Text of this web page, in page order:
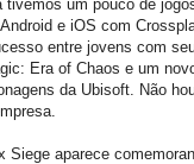
tivemos um pouco de
e iOS com
entre jovens com
Era of Chaos e um
da Ubisoft. Não
Siege aparece